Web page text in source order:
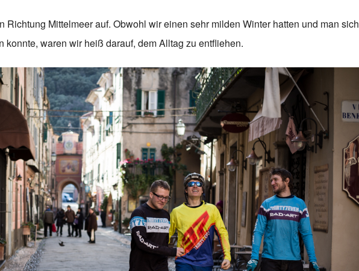
Richtung Mittelmeer auf. Obwohl wir einen sehr milden Winter hatten und man sich
konnte, waren wir heiß darauf, dem Alltag zu entfliehen.